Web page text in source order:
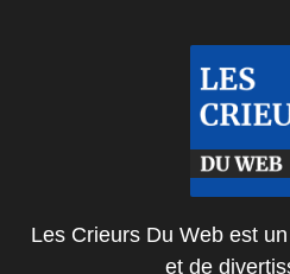
Les Crieurs Du Web est
et de